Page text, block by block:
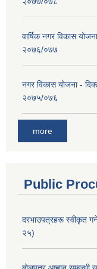
वार्षिक नगर विकास
२०७६/०७७
नगर विकास योजना -
२०७५/०७६
more
Public
दरभाउपत्रहरू स्वीकृत
२५)